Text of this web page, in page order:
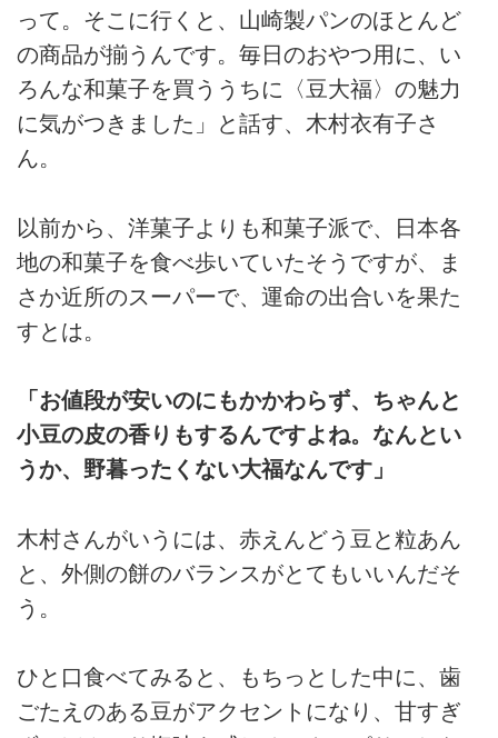
って。そこに行くと、山崎製パンのほとんど
の商品が揃うんです。毎日のおやつ用に、い
ろんな和菓子を買ううちに〈豆大福〉の魅力
に気がつきました」と話す、木村衣有子さ
ん。
以前から、洋菓子よりも和菓子派で、日本各
地の和菓子を食べ歩いていたそうですが、ま
さか近所のスーパーで、運命の出合いを果た
すとは。
「お値段が安いのにもかかわらず、ちゃんと
小豆の皮の香りもするんですよね。なんとい
うか、野暮ったくない大福なんです」
木村さんがいうには、赤えんどう豆と粒あん
と、外側の餅のバランスがとてもいいんだそ
う。
ひと口食べてみると、もちっとした中に、歯
ごたえのある豆がアクセントになり、甘すぎ